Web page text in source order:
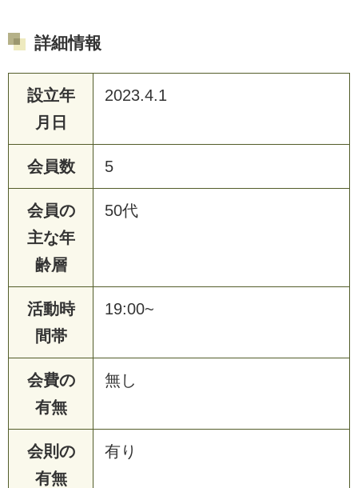
詳細情報
設立年
月日
2023.4.1
会員数 5
会員の
主な年
齢層
50代
活動時
間帯
19:00~
会費の
有無
無し
会則の
有無
有り